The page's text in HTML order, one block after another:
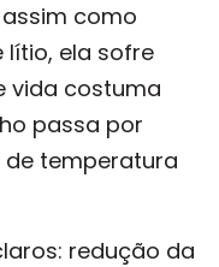
como
lítio, ela sofre
vida costuma
passa por
temperatura
redução da